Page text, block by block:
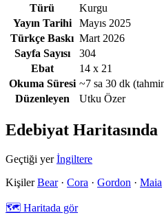
Türü
Kurgu
Yayın Tarihi
Mayıs 2025
Türkçe Baskı Mart 2026
Sayfa Sayısı
304
Ebat
14 x 21
Okuma Süresi ~7 sa 30 dk
Düzenleyen
Utku Özer
Edebiyat Haritasında
Geçtiği yer İngiltere
Kişiler Bear· Cora · Gordon · Maia
🗺️ Haritada gör